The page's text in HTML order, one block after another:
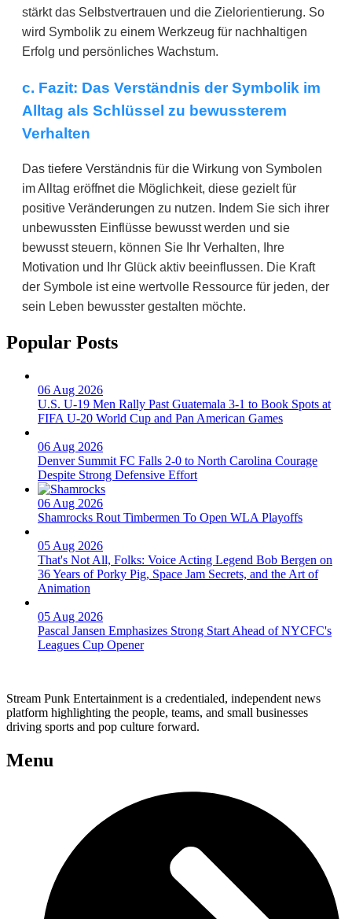
stärkt das Selbstvertrauen und die Zielorientierung. So
wird Symbolik zu einem Werkzeug für nachhaltigen
Erfolg und persönliches Wachstum.
c. Fazit: Das Verständnis der Symbolik im
Alltag als Schlüssel zu bewussterem
Verhalten
Das tiefere Verständnis für die Wirkung von Symbolen
im Alltag eröffnet die Möglichkeit, diese gezielt für
positive Veränderungen zu nutzen. Indem Sie sich ihrer
unbewussten Einflüsse bewusst werden und sie
bewusst steuern, können Sie Ihr Verhalten, Ihre
Motivation und Ihr Glück aktiv beeinflussen. Die Kraft
der Symbole ist eine wertvolle Ressource für jeden, der
sein Leben bewusster gestalten möchte.
Popular Posts
06 Aug 2026
U.S. U-19 Men Rally Past Guatemala 3-1 to Book Spots at
FIFA U-20 World Cup and Pan American Games
06 Aug 2026
Denver Summit FC Falls 2-0 to North Carolina Courage
Despite Strong Defensive Effort
06 Aug 2026
Shamrocks Rout Timbermen To Open WLA Playoffs
05 Aug 2026
That's Not All, Folks: Voice Acting Legend Bob Bergen on
36 Years of Porky Pig, Space Jam Secrets, and the Art of
Animation
05 Aug 2026
Pascal Jansen Emphasizes Strong Start Ahead of NYCFC's
Leagues Cup Opener
Stream Punk Entertainment is a credentialed, independent news
platform highlighting the people, teams, and small businesses
driving sports and pop culture forward.
Menu